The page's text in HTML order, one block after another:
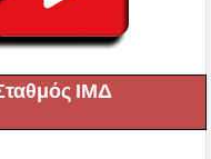
ΙΜΔ